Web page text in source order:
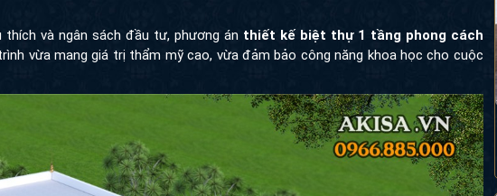
sinh hoạt mà còn phải hài hòa với cảnh quan địa phương, đồng thời thể hiện
và ngân sách đầu tư, phương ánthiết kế biệt thự 1 tầng phong cách Pháp
giá trị thẩm mỹ cao, vừa đảm bảo công năng khoa học cho cuộc sống lâu